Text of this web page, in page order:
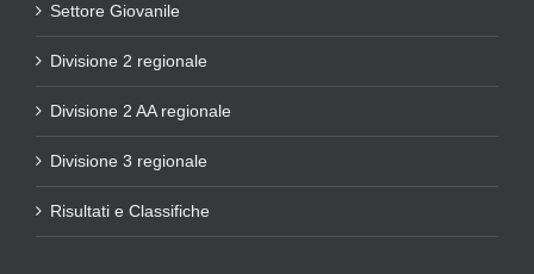
Settore Giovanile
Divisione 2 regionale
Divisione 2 AA regionale
Divisione 3 regionale
Risultati e Classifiche